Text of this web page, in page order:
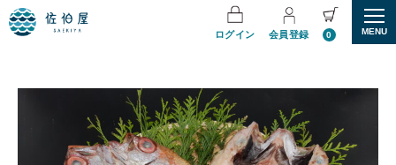
ログイン 会員登録 0 MENU